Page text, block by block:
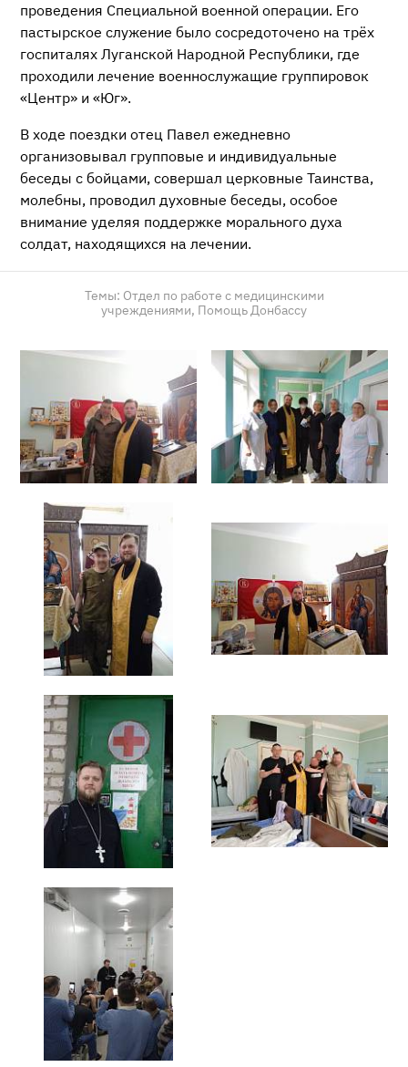
проведения Специальной военной операции. Его
пастырское служение было сосредоточено на трёх
госпиталях Луганской Народной Республики, где
проходили лечение военнослужащие группировок
«Центр» и «Юг».
В ходе поездки отец Павел ежедневно
организовывал групповые и индивидуальные
беседы с бойцами, совершал церковные Таинства,
молебны, проводил духовные беседы, особое
внимание уделяя поддержке морального духа
солдат, находящихся на лечении.
Темы: Отдел по работе с медицинскими
учреждениями, Помощь Донбассу